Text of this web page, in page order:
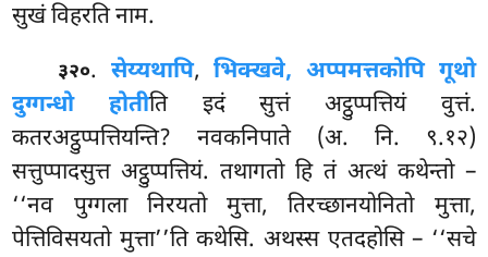
सुखं विहरति नाम.
३२०. सेय्यथापि,भिक्खवे, अप्पमत्तकोपि गूथो
दुग्गन्धो होतीति इदं सुत्तं अट्ठुप्पत्तियं वुत्तं.
कतरअट्ठुप्पत्तियन्ति? नवकनिपाते (अ. नि. ९.१२)
सत्तुप्पादसुत्त अट्ठुप्पत्तियं. तथागतोहि तं अत्थं कथेन्तो –
‘‘नव पुग्गला निरयतो मुत्ता, तिरच्छानयोनितो मुत्ता,
पेत्तिविसयतो मुत्ता’’ति कथेसि. अथस्स एतदहोसि – ‘‘सचे